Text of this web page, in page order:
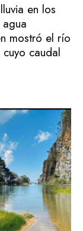
en los
mostró el río
caudal